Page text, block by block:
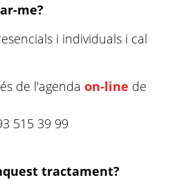
me?
i individuals i cal
de l'agendaon-line de
515 39 99
tractament?